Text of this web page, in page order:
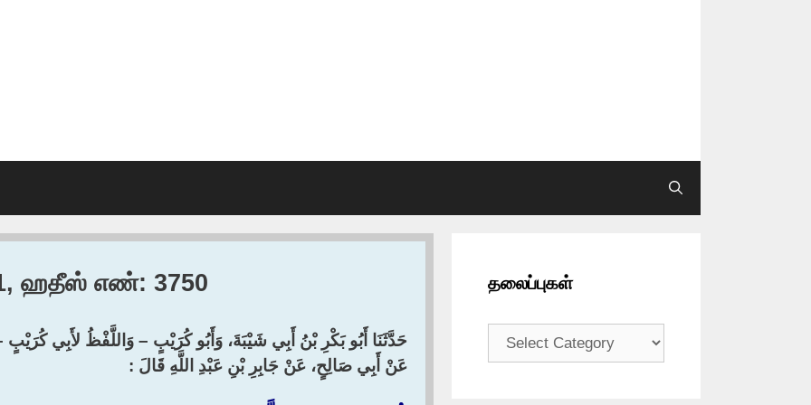
ஹதீஸ் எண்: 3750
حَدَّثَنَا أَبُو بَكْرِ بْنُ أَبِي شَيْبَةَ، وَأَبُو كُرَيْبٍ – وَاللَّفْظُ لأَبِي كُرَيْبٍ
عَنْ أَبِي صَالِحٍ، عَنْ جَابِرِ بْنِ عَبْدِ اللَّهِ قَالَ :‏
தலைப்புகள்
தலைப்புகள்